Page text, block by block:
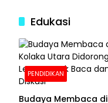
Edukasi
PENDIDIKAN
Budaya Membaca di